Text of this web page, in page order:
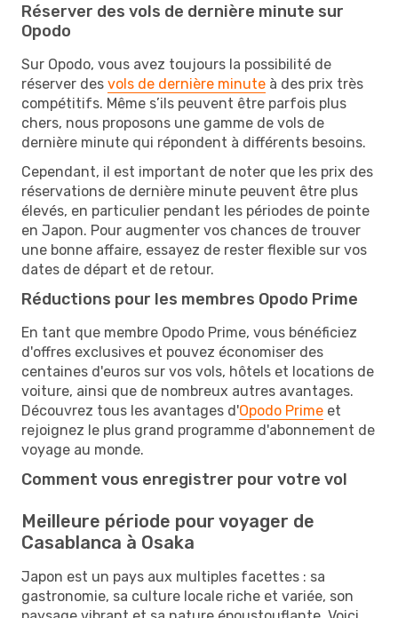
Réserver des vols de dernière minute sur
Opodo
Sur Opodo, vous avez toujours la possibilité de
réserver des vols de dernière minute à des prix très
compétitifs. Même s’ils peuvent être parfois plus
chers, nous proposons une gamme de vols de
dernière minute qui répondent à différents besoins.
Cependant, il est important de noter que les prix des
réservations de dernière minute peuvent être plus
élevés, en particulier pendant les périodes de pointe
en Japon. Pour augmenter vos chances de trouver
une bonne affaire, essayez de rester flexible sur vos
dates de départ et de retour.
Réductions pour les membres Opodo Prime
En tant que membre Opodo Prime, vous bénéficiez
d'offres exclusives et pouvez économiser des
centaines d'euros sur vos vols, hôtels et locations de
voiture, ainsi que de nombreux autres avantages.
Découvrez tous les avantages d'Opodo Prime et
rejoignez le plus grand programme d'abonnement de
voyage au monde.
Comment vous enregistrer pour votre vol
Meilleure période pour voyager de
Casablanca à Osaka
Japon est un pays aux multiples facettes : sa
gastronomie, sa culture locale riche et variée, son